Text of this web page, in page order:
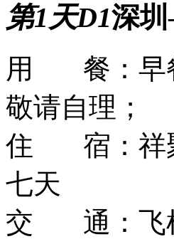
第1天D1深
用 餐： 早
敬请自理；
住 宿： 祥
七天
交 通： 飞